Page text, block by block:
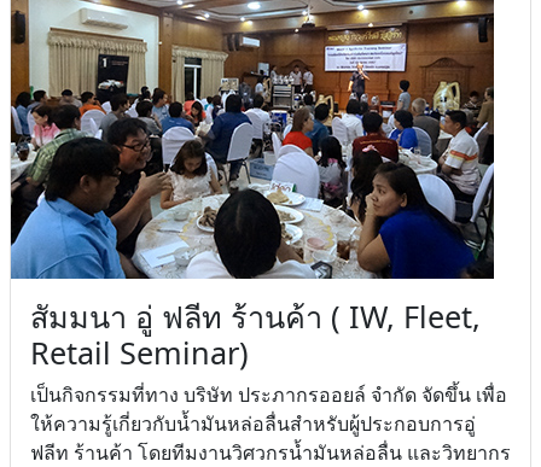
สัมมนา อู่ ฟลีท ร้านค้า ( IW, Fleet,
Retail Seminar)
เป็นกิจกรรมที่ทาง บริษัท ประภากรออยล์ จำกัด จัดขึ้น เพื่อ
ให้ความรู้เกี่ยวกับน้ำมันหล่อลื่นสำหรับผู้ประกอบการอู่
ฟลีท ร้านค้า โดยทีมงานวิศวกรน้ำมันหล่อลื่น และวิทยากร